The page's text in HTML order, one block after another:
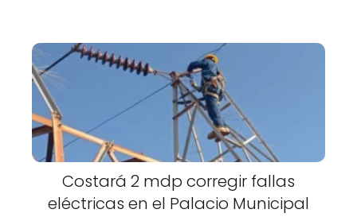
Costará 2 mdp corregir fallas
eléctricas en el Palacio Municipal